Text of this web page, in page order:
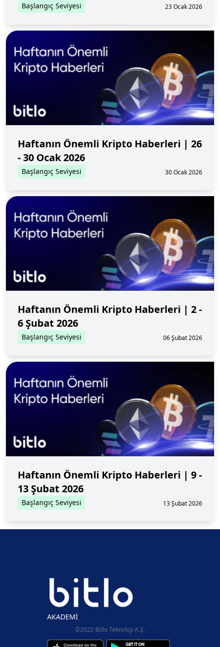
Başlangıç Seviyesi 23 Ocak 2026
Haftanın Önemli Kripto Haberleri | 26
- 30 Ocak 2026
Başlangıç Seviyesi 30 Ocak 2026
Haftanın Önemli Kripto Haberleri | 2 -
6 Şubat 2026
Başlangıç Seviyesi 06 Şubat 2026
Haftanın Önemli Kripto Haberleri | 9 -
13 Şubat 2026
Başlangıç Seviyesi 13 Şubat 2026
AKADEMİ
©2022 Bitlo Teknoloji A.Ş.